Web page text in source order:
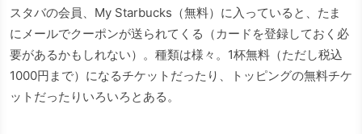
スタバの会員、My Starbucks（無料）に入っていると、たま
にメールでクーポンが送られてくる（カードを登録しておく必
要があるかもしれない）。種類は様々。1杯無料（ただし税込
1000円まで）になるチケットだったり、トッピングの無料チケ
ットだったりいろいろとある。